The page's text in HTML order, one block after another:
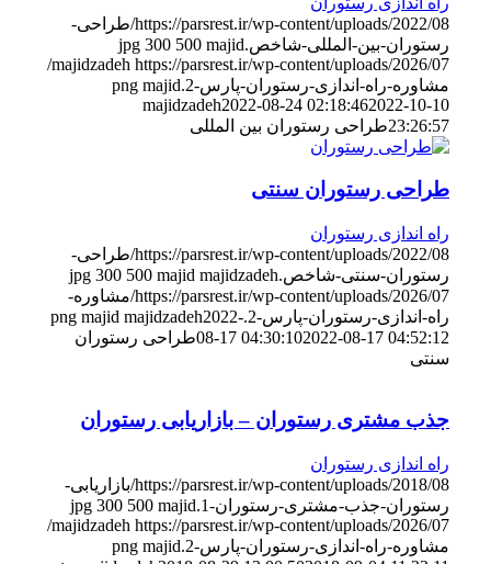
https://parsrest.ir/wp-content/uploads/2022/08/طراحی-
رستوران-بین-المللی-شاخص.jpg
300 500 majid
majidzadeh
https://parsrest.ir/wp-content/uploads/2026/07/
مشاوره-راه-اندازی-رستوران-پارس-2.png
majid
majidzadeh2022-08-24 02:18:462022-10-10
23:26:57طراحی رستوران بین المللی
طراحی رستوران سنتی
راه اندازی رستوران
https://parsrest.ir/wp-content/uploads/2022/08/طراحی-
رستوران-سنتی-شاخص.jpg
300 500 majid majidzadeh
https://parsrest.ir/wp-content/uploads/2026/07/مشاوره-
راه-اندازی-رستوران-پارس-2.png
majid majidzadeh2022-
08-17 04:30:102022-08-17 04:52:12
طراحی رستوران
جذب مشتری رستوران – بازاریابی رستوران
راه اندازی رستوران
https://parsrest.ir/wp-content/uploads/2018/08/بازاریابی-
رستوران-جذب-مشتری-رستوران-1.jpg
300 500 majid
majidzadeh
https://parsrest.ir/wp-content/uploads/2026/07/
مشاوره-راه-اندازی-رستوران-پارس-2.png
majid